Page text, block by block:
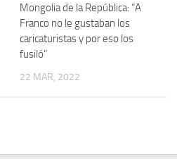
y Militantes (1934-1939)
Mongolia de la República: “A
Franco no le gustaban los
caricaturistas y por eso los
fusiló”
22 MAR, 2022